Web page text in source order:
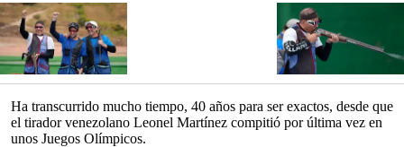
Ha transcurrido mucho tiempo, 40 años para ser exactos, desde que
el tirador venezolano Leonel Martínez compitió por última vez en
unos Juegos Olímpicos.